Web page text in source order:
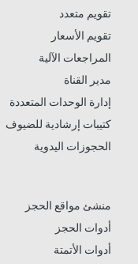
تقويم متعدد
تقويم الأسعار
المراجعات الآلية
مدير القناة
إدارة الوحدات المتعددة
كتيبات إرشادية للضيوف
الحجوزات اليدوية
منشئ مواقع الحجز
أدوات الحجز
أدوات الأتمتة